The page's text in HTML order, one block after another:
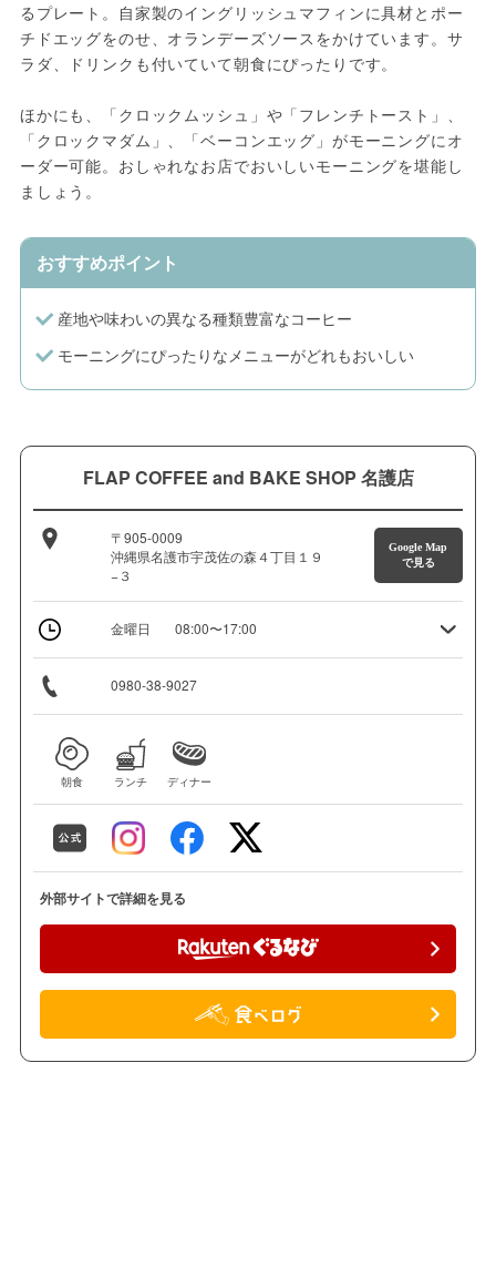
るプレート。自家製のイングリッシュマフィンに具材とポー
チドエッグをのせ、オランデーズソースをかけています。サ
ラダ、ドリンクも付いていて朝食にぴったりです。
ほかにも、「クロックムッシュ」や「フレンチトースト」、
「クロックマダム」、「ベーコンエッグ」がモーニングにオ
ーダー可能。おしゃれなお店でおいしいモーニングを堪能し
ましょう。
おすすめポイント
産地や味わいの異なる種類豊富なコーヒー
モーニングにぴったりなメニューがどれもおいしい
FLAP COFFEE and BAKE SHOP 名護店
〒905-0009
沖縄県名護市宇茂佐の森４丁目１９
−３
Google Map
で見る
金曜日 08:00〜17:00
0980-38-9027
朝食 ランチ ディナー
外部サイトで詳細を見る